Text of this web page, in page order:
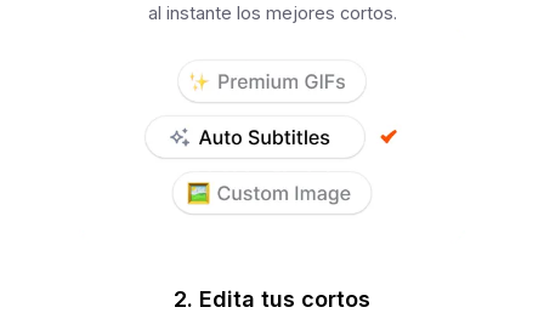
al instante los mejores cortos.
2. Edita tus cortos